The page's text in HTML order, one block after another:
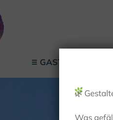
GASTGEBER
🌿
Was